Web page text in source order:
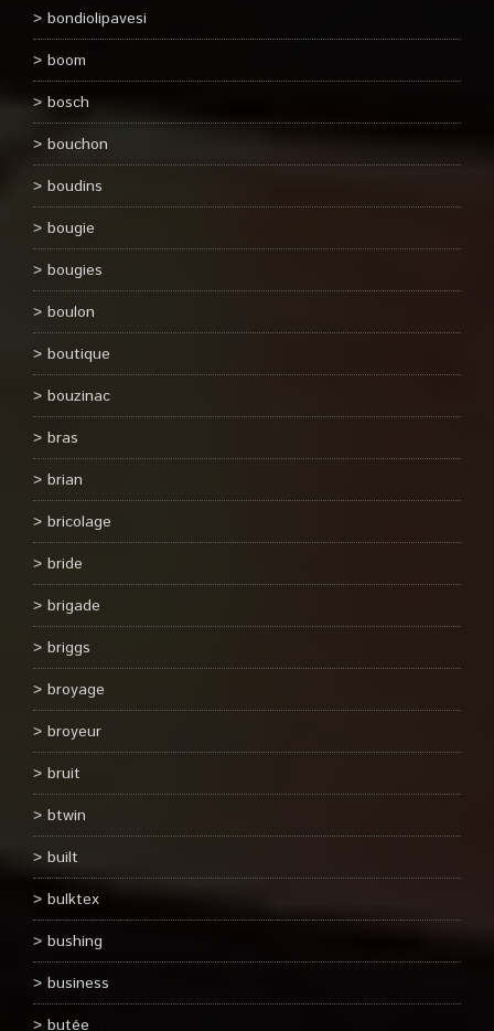
bondiolipavesi
boom
bosch
bouchon
boudins
bougie
bougies
boulon
boutique
bouzinac
bras
brian
bricolage
bride
brigade
briggs
broyage
broyeur
bruit
btwin
built
bulktex
bushing
business
butée